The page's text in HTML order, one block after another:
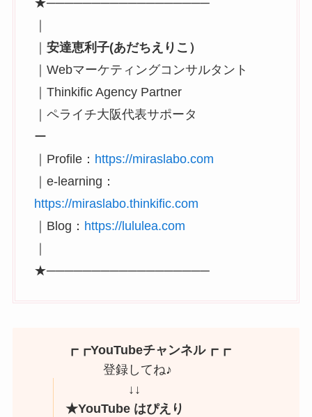
｜
｜ 安達恵利子(あだちえりこ）
｜Webマーケティングコンサルタント
｜Thinkific Agency Partner
｜ペライチ大阪代表サポータ
ー
｜Profile： https://miraslabo.com
｜e-learning：
https://miraslabo.thinkific.com
｜Blog： https://lululea.com
｜
★──────────────────
┏┏YouTubeチャンネル┏┏
登録してね♪
↓↓
★YouTube はぴえり